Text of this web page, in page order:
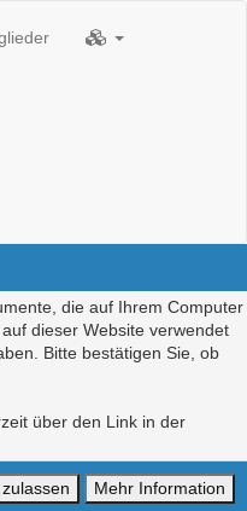
die auf Ihrem Computer
dieser Website verwendet
Bitte bestätigen Sie, ob
über den Link in der